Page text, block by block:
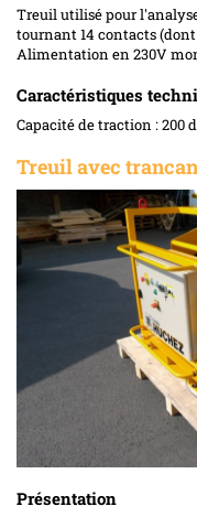
Treuil utilisé pour
tournant 14 contacts
Alimentation en 230V
Caractéristiques
Capacité de traction : 200
Treuil avec
Présentation